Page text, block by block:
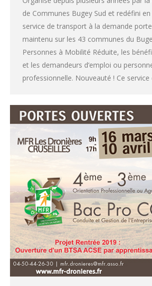
de Communes Bugey Sud et redéfini
service de transport à la demande
maintenu sur les 43 communes du
Personnes à Mobilité Réduite, les
et les demandeurs d’emploi ou
professionnelle. Nouveauté ! Ce